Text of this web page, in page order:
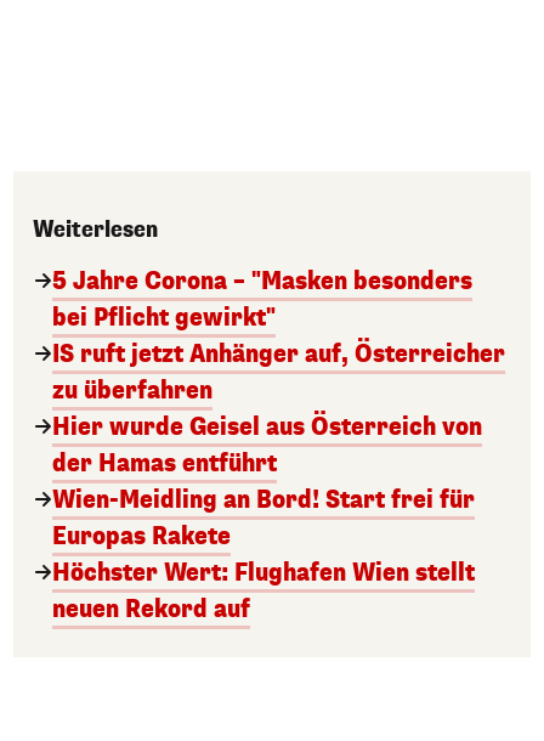
Weiterlesen
5 Jahre Corona – "Masken besonders
bei Pflicht gewirkt"
IS ruft jetzt Anhänger auf, Österreicher
zu überfahren
Hier wurde Geisel aus Österreich von
der Hamas entführt
Wien-Meidling an Bord! Start frei für
Europas Rakete
Höchster Wert: Flughafen Wien stellt
neuen Rekord auf